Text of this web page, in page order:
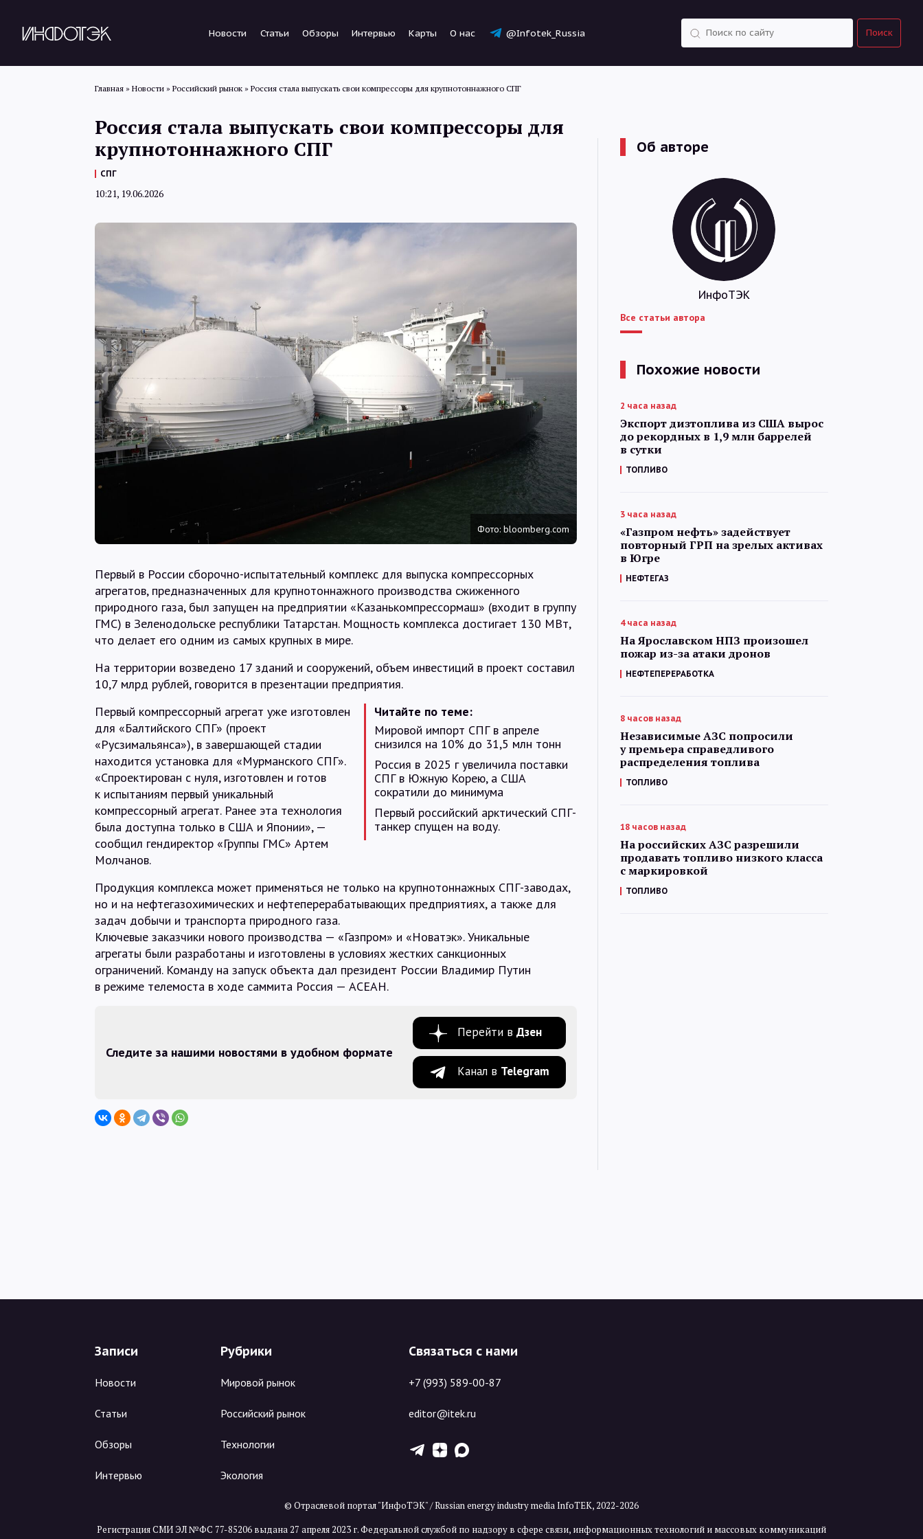
Новости Статьи Обзоры Интервью Карты О нас @Infotek_Russia Поиск
Статьи
Интервью
Карты
О нас
@Infotek_Russia
Главная » Новости » Российский рынок » Россия стала выпускать свои компрессоры для крупнотоннажного СПГ
Россия стала выпускать свои компрессоры для
крупнотоннажного СПГ
СПГ
10:21, 19.06.2026
Фото: bloomberg.com
Первый в России сборочно-испытательный комплекс для выпуска компрессорных
агрегатов, предназначенных для крупнотоннажного производства сжиженного
природного газа, был запущен на предприятии «Казанькомпрессормаш» (входит в группу
ГМС) в Зеленодольске республики Татарстан. Мощность комплекса достигает 130 МВт,
что делает его одним из самых крупных в мире.
На территории возведено 17 зданий и сооружений, объем инвестиций в проект составил
10,7 млрд рублей, говорится в презентации предприятия.
Читайте по теме:
Мировой импорт СПГ в апреле
снизился на 10% до 31,5 млн тонн
Россия в 2025 г увеличила поставки
СПГ в Южную Корею, а США
сократили до минимума
Первый российский арктический СПГ-
танкер спущен на воду.
Первый компрессорный агрегат уже изготовлен
для «Балтийского СПГ» (проект
«Русзимальянса»), в завершающей стадии
находится установка для «Мурманского СПГ».
«Спроектирован с нуля, изготовлен и готов
к испытаниям первый уникальный
компрессорный агрегат. Ранее эта технология
была доступна только в США и Японии», —
сообщил гендиректор «Группы ГМС» Артем
Молчанов.
Продукция комплекса может применяться не только на крупнотоннажных СПГ-заводах,
но и на нефтегазохимических и нефтеперерабатывающих предприятиях, а также для
задач добычи и транспорта природного газа.
Ключевые заказчики нового производства — «Газпром» и «Новатэк». Уникальные
агрегаты были разработаны и изготовлены в условиях жестких санкционных
ограничений. Команду на запуск объекта дал президент России Владимир Путин
в режиме телемоста в ходе саммита Россия — АСЕАН.
Следите за нашими новостями в удобном формате
Перейти в Дзен
Канал в Telegram
Об авторе
ИнфоТЭК
Все статьи автора
Похожие новости
2 часа назад
Экспорт дизтоплива из США вырос
до рекордных в 1,9 млн баррелей
в сутки
ТОПЛИВО
3 часа назад
«Газпром нефть» задействует
повторный ГРП на зрелых активах
в Югре
НЕФТЕГАЗ
4 часа назад
На Ярославском НПЗ произошел
пожар из-за атаки дронов
НЕФТЕПЕРЕРАБОТКА
8 часов назад
Независимые АЗС попросили
у премьера справедливого
распределения топлива
ТОПЛИВО
18 часов назад
На российских АЗС разрешили
продавать топливо низкого класса
с маркировкой
ТОПЛИВО
Записи
Новости
Статьи
Обзоры
Интервью
Рубрики
Мировой рынок
Российский рынок
Технологии
Экология
Связаться с нами
+7 (993) 589-00-87
editor@itek.ru
T Z X
© Отраслевой портал "ИнфоТЭК" / Russian energy industry media InfoTEK, 2022-2026
Регистрация СМИ ЭЛ №ФС 77-85206 выдана 27 апреля 2023 г. Федеральной службой по надзору в сфере связи, информационных технологий и массовых коммуникаций